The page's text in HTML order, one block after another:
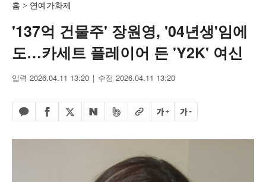
홈 연예가화제
'137억 건물주' 장원영, '04년생'임에
도…카세트 플레이어 든 'Y2K' 여신
입력 2026.04.11 13:20 수정 2026.04.11 13:20
카카오톡 공유하기
페이스북 공유하기
엑스 공유하기
네이버 공유하기
밴드 공유하기
URL복사글자 크게글자 작게